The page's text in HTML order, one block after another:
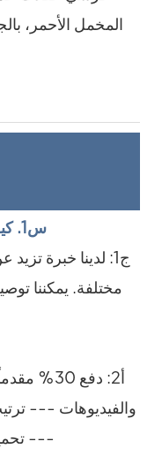
س1. كيف يمكنني الحصول على الشحنة؟
مختلفة. يمكننا
أ2: دفع
---